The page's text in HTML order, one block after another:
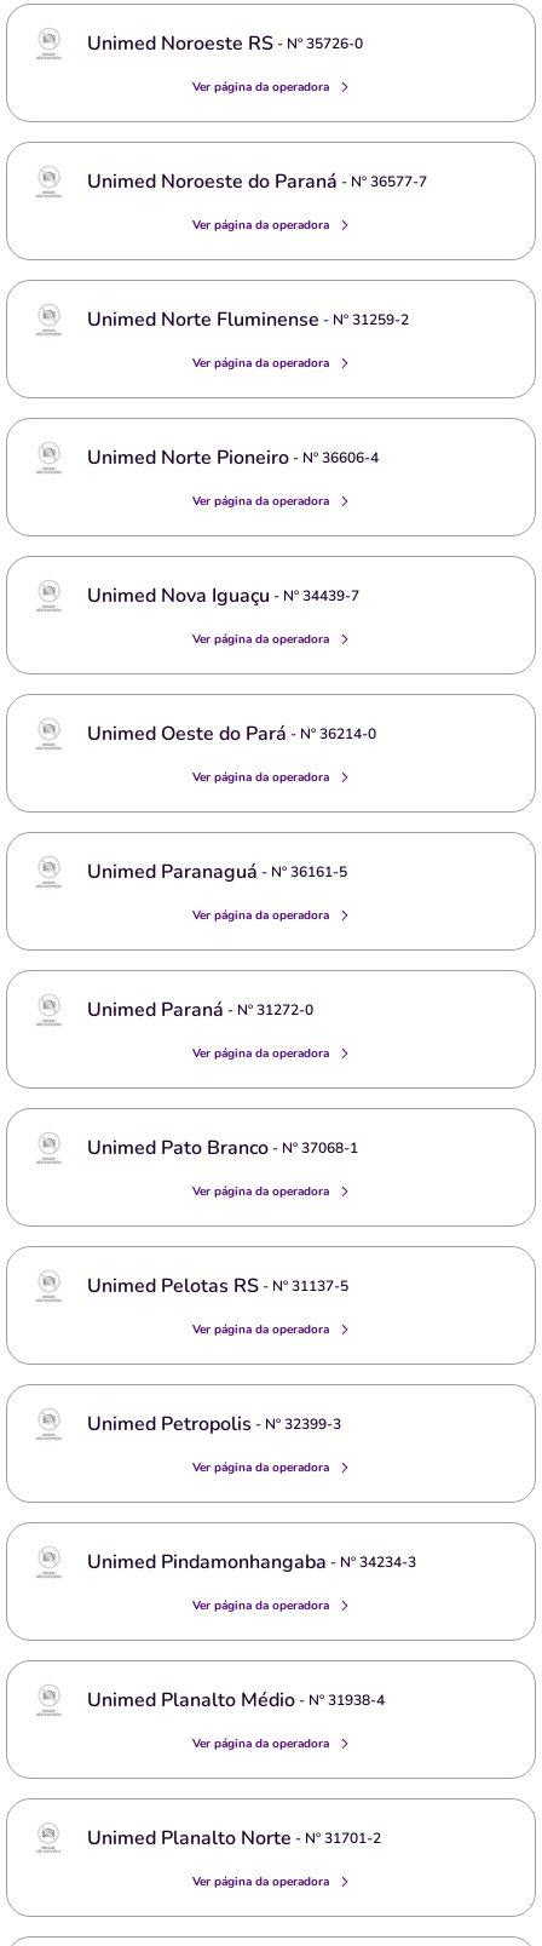
Unimed Noroeste RS- Nº35726-0
Ver página da operadora
Unimed Noroeste do Paraná - Nº36577-7
Ver página da operadora
Unimed Norte Fluminense - Nº31259-2
Ver página da operadora
Unimed Norte Pioneiro- Nº36606-4
Ver página da operadora
Unimed Nova Iguaçu - Nº34439-7
Ver página da operadora
Unimed Oeste do Pará - Nº36214-0
Ver página da operadora
Unimed Paranaguá - Nº36161-5
Ver página da operadora
Unimed Paraná - Nº31272-0
Ver página da operadora
Unimed Pato Branco- Nº37068-1
Ver página da operadora
Unimed Pelotas RS- Nº31137-5
Ver página da operadora
Unimed Petropolis - Nº32399-3
Ver página da operadora
Unimed Pindamonhangaba - Nº34234-3
Ver página da operadora
Unimed Planalto Médio- Nº31938-4
Ver página da operadora
Unimed Planalto Norte - Nº31701-2
Ver página da operadora